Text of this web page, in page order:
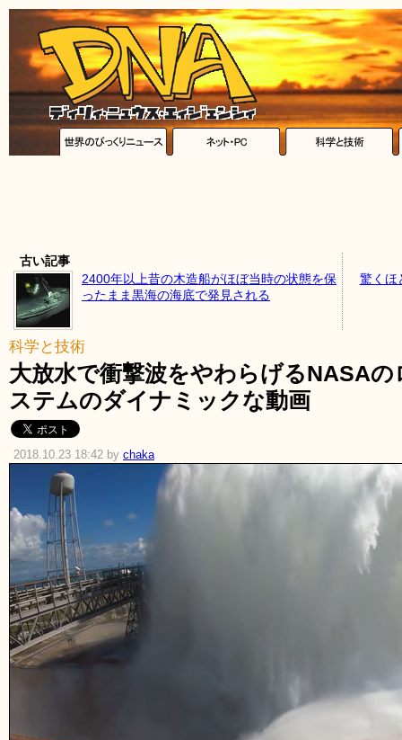
古い記事
2400年以上昔の木造船がほぼ当時の状態を保
ったまま黒海の海底で発見される
驚くほ
科学と技術
大放水で衝撃波をやわらげるNASA
ステムのダイナミックな動画
2018.10.23 18:42 by chaka